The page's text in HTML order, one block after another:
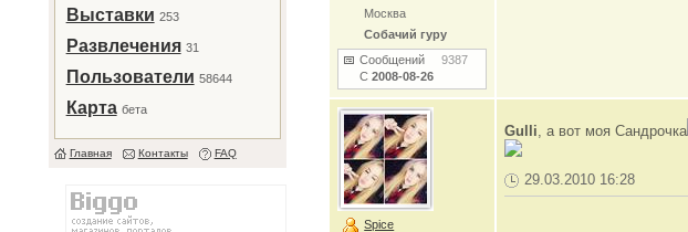
Выставки 253
Развлечения 31
Пользователи 58644
Карта бета
Главная Контакты FAQ
Москва
Собачий гуру
Сообщений9387
С2008-08-26
Spice
Gulli, а вот моя Сандрочка
29.03.2010 16:28